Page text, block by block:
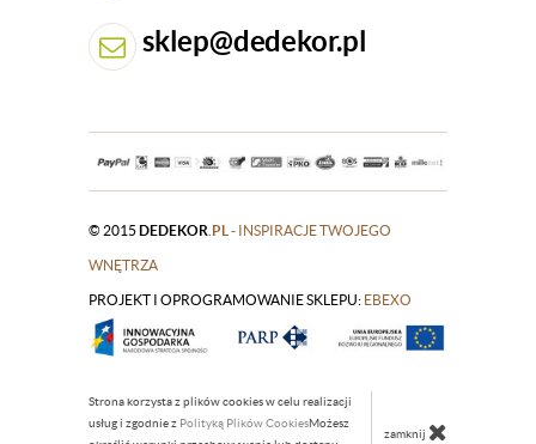
sklep@dedekor.pl
© 2015 DEDEKOR .PL - INSPIRACJE TWOJEGO
WNĘTRZA
|
PROJEKT I OPROGRAMOWANIE SKLEPU: EBEXO
Strona korzysta z plików cookies w celu realizacji
usług i zgodnie z Polityką Plików CookiesMożesz
zamknij